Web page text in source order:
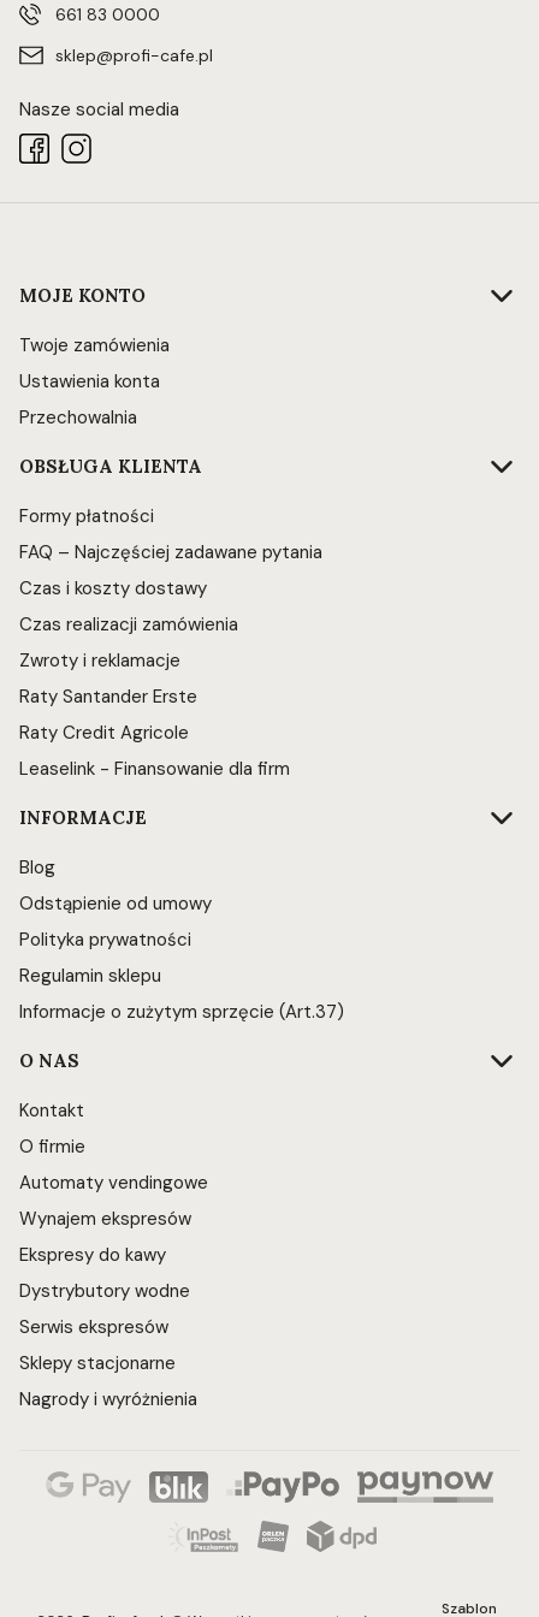
661 83 0000
sklep@profi-cafe.pl
Nasze social media
Linki w stopce
MOJE KONTO
Twoje zamówienia
Ustawienia konta
Przechowalnia
OBSŁUGA KLIENTA
Formy płatności
FAQ – Najczęściej zadawane pytania
Czas i koszty dostawy
Czas realizacji zamówienia
Zwroty i reklamacje
Raty Santander Erste
Raty Credit Agricole
Leaselink - Finansowanie dla firm
INFORMACJE
Blog
Odstąpienie od umowy
Polityka prywatności
Regulamin sklepu
Informacje o zużytym sprzęcie (Art.37)
O NAS
Kontakt
O firmie
Automaty vendingowe
Wynajem ekspresów
Ekspresy do kawy
Dystrybutory wodne
Serwis ekspresów
Sklepy stacjonarne
Nagrody i wyróżnienia
Szablon